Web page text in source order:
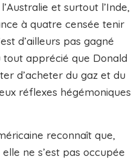
et surtout l’Inde,
à quatre censée tenir
d’ailleurs pas gagné
tout apprécié que Donald
d’acheter du gaz et du
réflexes hégémoniques
reconnaît que,
ne s’est pas occupée